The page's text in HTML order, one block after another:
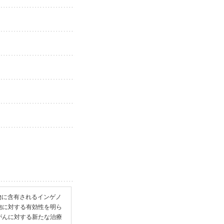
含有されるインゲノ
対する有効性を明ら
に対する新たな治療